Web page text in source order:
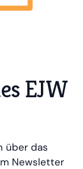
EJW
über das
Newsletter